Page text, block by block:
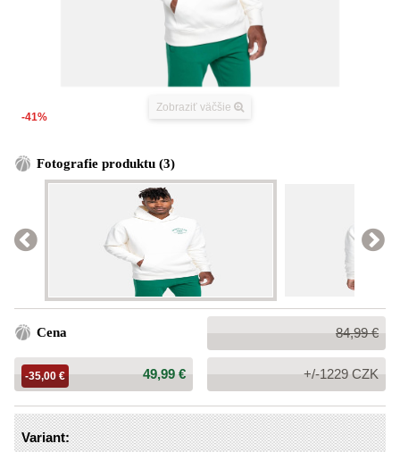
Zobraziť väčšie
-41%
Fotografie produktu (3)
Cena
Bežná
cena:
84,99 €
Cena:
49,99 €
-35,00 € +/-1229 CZK
Variant: